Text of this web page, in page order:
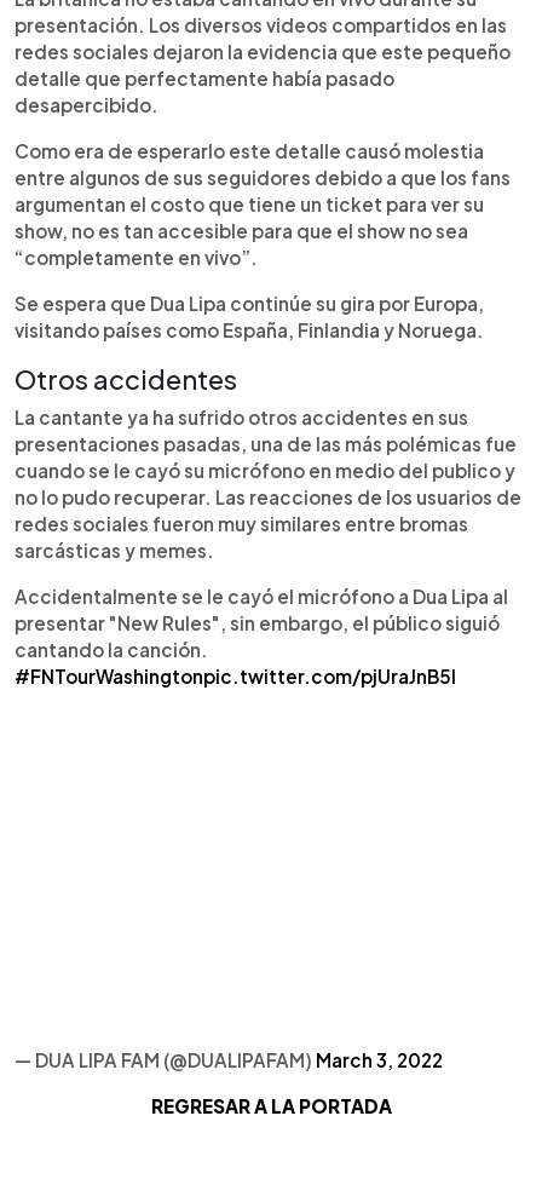
presentación. Los diversos videos compartidos en las
redes sociales dejaron la evidencia que este pequeño
detalle que perfectamente había pasado
desapercibido.
Como era de esperarlo este detalle causó molestia
entre algunos de sus seguidores debido a que los fans
argumentan el costo que tiene un ticket para ver su
show, no es tan accesible para que el show no sea
“completamente en vivo”.
Se espera que Dua Lipa continúe su gira por Europa,
visitando países como España, Finlandia y Noruega.
Otros accidentes
La cantante ya ha sufrido otros accidentes en sus
presentaciones pasadas, una de las más polémicas fue
cuando se le cayó su micrófono en medio del publico y
no lo pudo recuperar. Las reacciones de los usuarios de
redes sociales fueron muy similares entre bromas
sarcásticas y memes.
Accidentalmente se le cayó el micrófono a Dua Lipa al
presentar "New Rules", sin embargo, el público siguió
cantando la canción.
#FNTourWashingtonpic.twitter.com/pjUraJnB5l
— DUA LIPA FAM (@DUALIPAFAM) March 3, 2022
REGRESAR A LA PORTADA